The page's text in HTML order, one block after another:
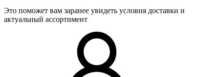
Это поможет вам заранее увидеть условия доставки и
актуальный ассортимент